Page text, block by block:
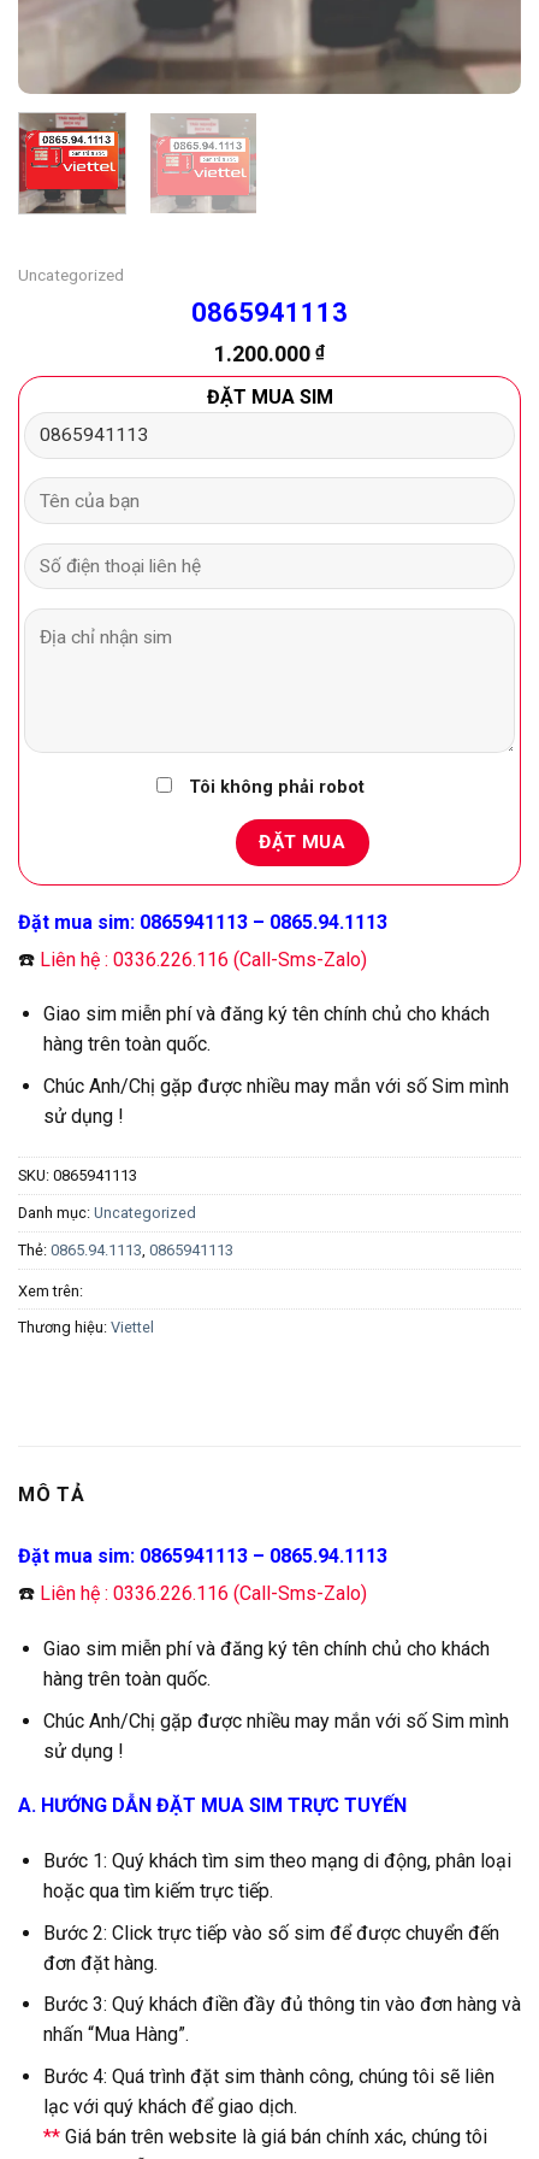
Uncategorized
0865941113
1.200.000 ₫
ĐẶT MUA SIM
Tôi không phải robot
Đặt mua sim: 0865941113 – 0865.94.1113
☎️ Liên hệ : 0336.226.116 (Call-Sms-Zalo)
Giao sim miễn phí và đăng ký tên chính chủ cho khách
hàng trên toàn quốc.
Chúc Anh/Chị gặp được nhiều may mắn với số Sim mình
sử dụng !
SKU: 0865941113
Danh mục: Uncategorized
Thẻ: 0865.94.1113 0865941113
Xem trên:
Thương hiệu: Viettel
MÔ TẢ
Đặt mua sim: 0865941113 – 0865.94.1113
☎️ Liên hệ : 0336.226.116 (Call-Sms-Zalo)
Giao sim miễn phí và đăng ký tên chính chủ cho khách
hàng trên toàn quốc.
Chúc Anh/Chị gặp được nhiều may mắn với số Sim mình
sử dụng !
A. HƯỚNG DẪN ĐẶT MUA SIM TRỰC TUYẾN
Bước 1: Quý khách tìm sim theo mạng di động, phân loại
hoặc qua tìm kiếm trực tiếp.
Bước 2: Click trực tiếp vào số sim để được chuyển đến
đơn đặt hàng.
Bước 3: Quý khách điền đầy đủ thông tin vào đơn hàng và
nhấn “Mua Hàng”.
Bước 4: Quá trình đặt sim thành công, chúng tôi sẽ liên
lạc với quý khách để giao dịch.
**Giá bán trên website là giá bán chính xác, chúng tôi